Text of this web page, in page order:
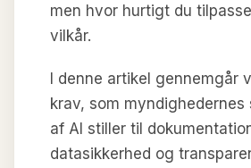
men hvor hurtigt du
vilkår.
I denne artikel gennemgår
krav, som myndighedernes
af AI stiller til
datasikkerhed og